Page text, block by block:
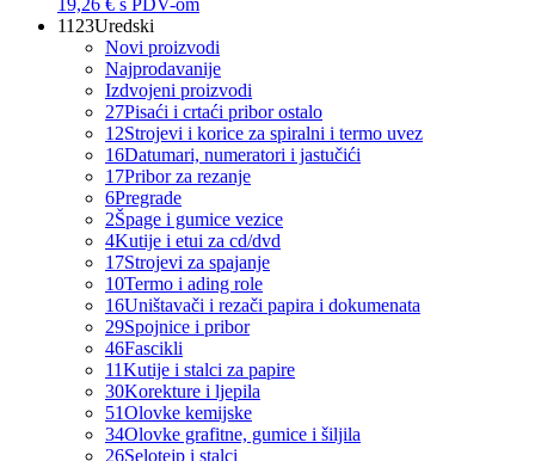
19,26 € s PDV-om
1123Uredski
Novi proizvodi
Najprodavanije
Izdvojeni proizvodi
27Pisaći i crtaći pribor ostalo
12Strojevi i korice za spiralni i termo uvez
16Datumari, numeratori i jastučići
17Pribor za rezanje
6Pregrade
2Špage i gumice vezice
4Kutije i etui za cd/dvd
17Strojevi za spajanje
10Termo i ading role
16Uništavači i rezači papira i dokumenata
29Spojnice i pribor
46Fascikli
11Kutije i stalci za papire
30Korekture i ljepila
51Olovke kemijske
34Olovke grafitne, gumice i šiljila
26Selotejp i stalci